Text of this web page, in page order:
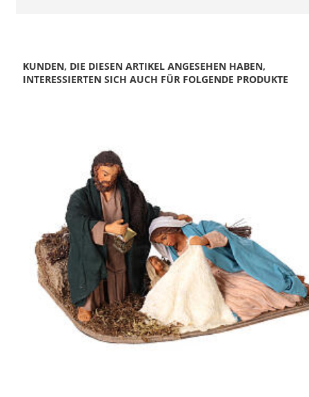
KUNDEN, DIE DIESEN ARTIKEL ANGESEHEN HABEN,
INTERESSIERTEN SICH AUCH FÜR FOLGENDE PRODUKTE